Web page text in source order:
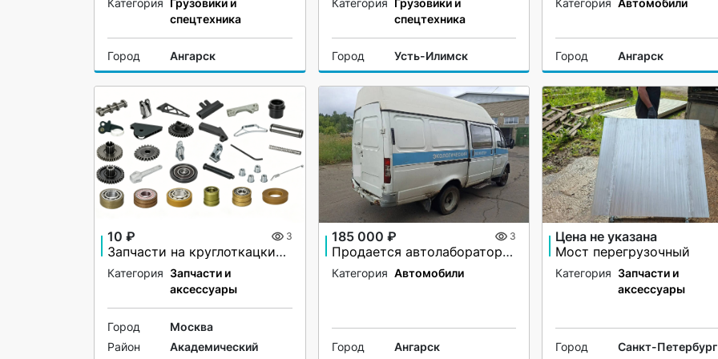
спецтехника
Город Ангарск
спецтехника
Город Усть-Илимск Город Ангарск
10 ₽ 3
Запчасти на круглоткацкие станки любых производителей
Категория Запчасти и
аксессуары
Город
Москва
Район
Академический
185 000 ₽ 3
Продается автолаборатория ГАЗ 2705
Категория Автомобили
Город Ангарск
Цена не указана
Мост перегрузочный
Категория Запчасти и
аксессуары
Город Санкт-Петербург